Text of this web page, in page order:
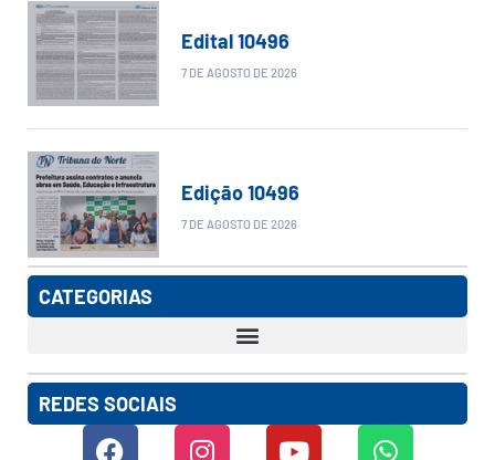
Edital 10496
7 DE AGOSTO DE 2026
Edição 10496
7 DE AGOSTO DE 2026
CATEGORIAS
REDES SOCIAIS